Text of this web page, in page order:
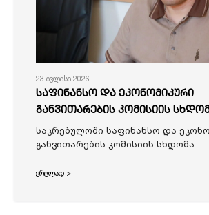
23 ივლისი 2026
საფინანსო და ეკონომიკური
განვითარების კომისიის
საკრებულოში საფინანსო და
განვითარების კომისიის სხდომა...
ვრცლად >